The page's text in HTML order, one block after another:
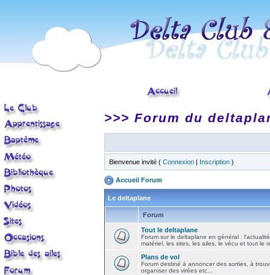
>>> Forum du
Bienvenue invité ( Connexion | Inscription )
Accueil Forum
Le deltaplane
Forum
Tout le deltaplane
Forum sur le deltaplane en général :
matériel, les sites, les ailes, le vécu et tout le
Plans de vol
Forum destiné à annoncer des sorties, à
organiser des virées etc...